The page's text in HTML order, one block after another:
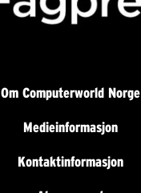
Om Computerworld Norge
Medieinformasjon
Kontaktinformasjon